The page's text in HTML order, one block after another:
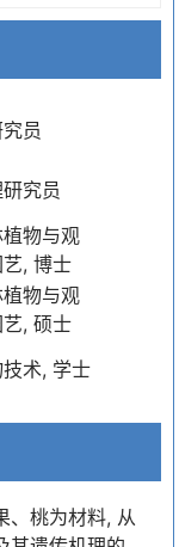
员
究员
物与观
, 博士
物与观
, 硕士
术, 学士
、桃为材料, 从